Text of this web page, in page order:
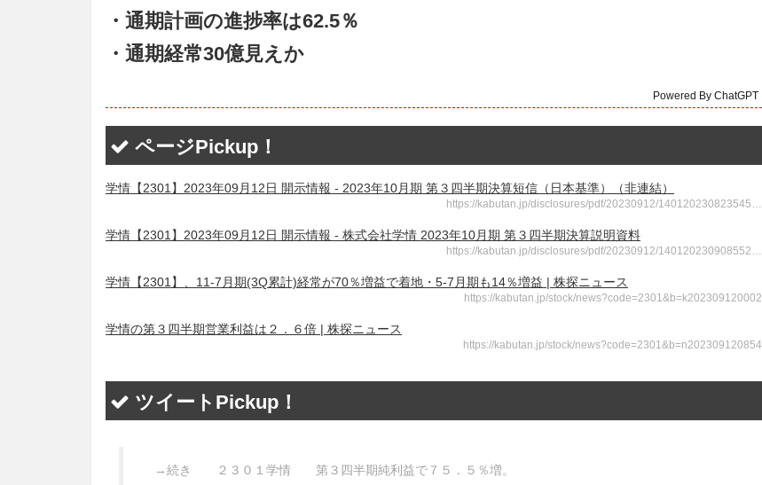
・通期計画の進捗率は62.5％
・通期経常30億見えか
Powered By ChatGPT
ページPickup！
学情【2301】2023年09月12日 開示情報 - 2023年10月期 第３四半期決算短信（日本基準）（非連結）
https://kabutan.jp/disclosures/pdf/20230912/140120230823545…
学情【2301】2023年09月12日 開示情報 - 株式会社学情 2023年10月期 第３四半期決算説明資料
https://kabutan.jp/disclosures/pdf/20230912/140120230908552…
学情【2301】、11-7月期(3Q累計)経常が70％増益で着地・5-7月期も14％増益 | 株探ニュース
https://kabutan.jp/stock/news?code=2301&b=k202309120002
学情の第３四半期営業利益は２．６倍 | 株探ニュース
https://kabutan.jp/stock/news?code=2301&b=n202309120854
ツイートPickup！
→続き ２３０１学情 第３四半期純利益で７５．５％増。